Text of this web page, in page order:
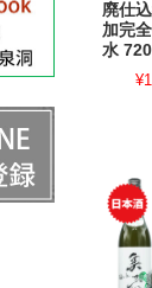
廃仕
加完
水